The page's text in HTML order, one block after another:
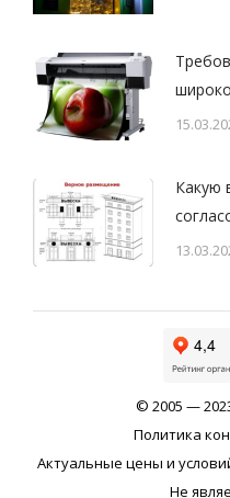
Какую
© 2005 —
Политика
Актуальные цены и
Не